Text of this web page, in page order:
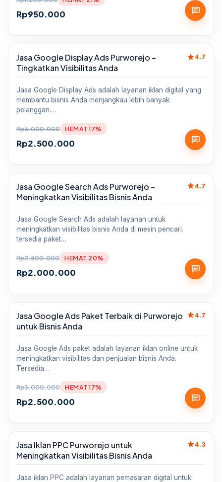
Rp950.000 chat
Sale
Jasa Google Display Ads Purworejo –
Tingkatkan Visibilitas Anda
star4.7
Jasa Google Display Ads adalah layanan iklan digital yang
membantu bisnis Anda menjangkau lebih banyak
pelanggan.…
Rp3.000.000
Rp2.500.000
HEMAT 17%
chat
Sale
Jasa Google Search Ads Purworejo –
Meningkatkan Visibilitas Bisnis Anda
star4.7
Jasa Google Search Ads adalah layanan untuk
meningkatkan visibilitas bisnis Anda di mesin pencari.
tersedia paket…
Rp2.500.000
Rp2.000.000
HEMAT 20%
chat
Sale
Jasa Google Ads Paket Terbaik di Purworejo
untuk Bisnis Anda
star4.7
Jasa Google Ads paket adalah layanan iklan online untuk
meningkatkan visibilitas dan penjualan bisnis Anda.
Tersedia…
Rp3.000.000
Rp2.500.000
HEMAT 17%
chat
Sale
Jasa Iklan PPC Purworejo untuk
Meningkatkan Visibilitas Bisnis Anda
star4.3
Jasa iklan PPC adalah layanan pemasaran digital untuk